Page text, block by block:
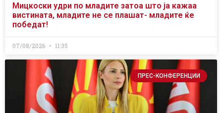
Мицкоски удри по младите затоа што ја кажаа
вистината, младите не се плашат- младите ќе
победат!
07/08/2026 11:35
ПРЕС-КОНФЕРЕНЦИИ